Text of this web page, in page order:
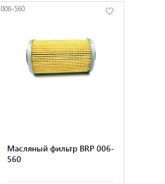
006-560
Масляный фильтр BRP 006-
560